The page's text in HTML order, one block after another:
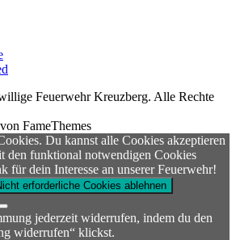
Feuerwehr Kreuzberg. Alle Rechte
von FameThemes
Du kannst alle Cookies akzeptieren
den funktional notwendigen Cookies
für dein Interesse an unserer Feuerwehr!
erforderliche Cookies ablehnen
jederzeit widerrufen, indem du den
widerrufen“ klickst.